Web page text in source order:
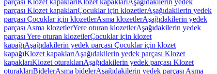
parçası Klozet kapaklarıKlozet kapaklarıAşağıdakilerin yedek
parçası Klozet kapaklarıÇocuklar için klozetlerAşağıdakilerin yedek
parçası Çocuklar için klozetlerAsma klozetlerAşağıdakilerin yedek
parçası Asma klozetlerYere oturan klozetlerAşağıdakilerin yedek
parçası Yere oturan klozetlerÇocuklar için klozet
kapağıAşağıdakilerin yedek parçası Çocuklar için klozet
kapağıKlozet kapaklarıAşağıdakilerin yedek parçası Klozet
kapaklarıKlozet oturaklarıAşağıdakilerin yedek parçası Klozet
oturaklarıBidelerAsma bidelerAşağıdakilerin yedek parçası Asma